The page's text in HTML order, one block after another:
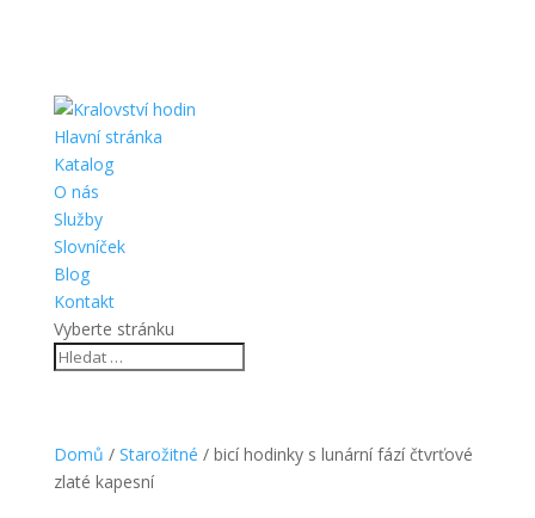
Hlavní stránka
Katalog
O nás
Služby
Slovníček
Blog
Kontakt
Vyberte stránku
Domů / Starožitné / bicí hodinky s lunární fází čtvrťové
zlaté kapesní